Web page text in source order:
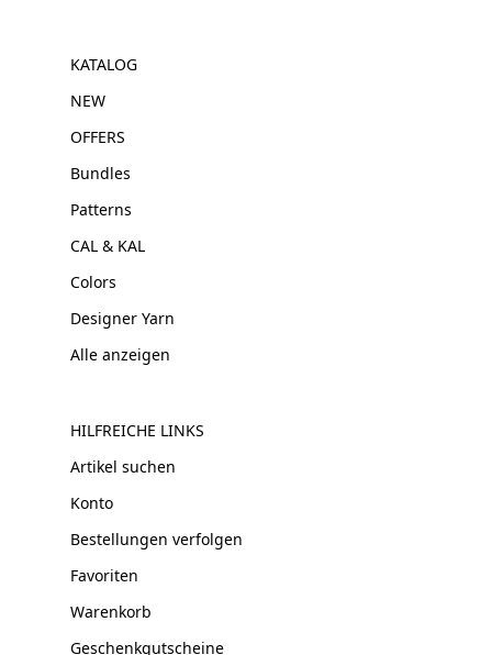
KATALOG
NEW
OFFERS
Bundles
Patterns
CAL & KAL
Colors
Designer Yarn
Alle anzeigen
HILFREICHE LINKS
Artikel suchen
Konto
Bestellungen verfolgen
Favoriten
Warenkorb
Geschenkgutscheine